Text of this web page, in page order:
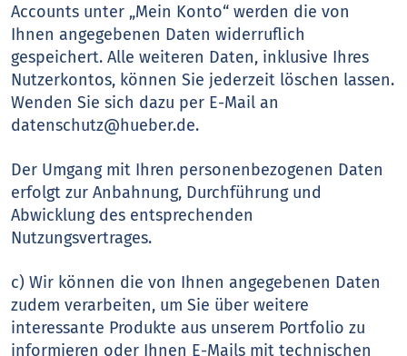
Accounts unter „Mein Konto“ werden die von
Ihnen angegebenen Daten widerruflich
gespeichert. Alle weiteren Daten, inklusive Ihres
Nutzerkontos, können Sie jederzeit löschen lassen.
Wenden Sie sich dazu per E-Mail an
datenschutz@hueber.de.
Der Umgang mit Ihren personenbezogenen Daten
erfolgt zur Anbahnung, Durchführung und
Abwicklung des entsprechenden
Nutzungsvertrages.
c) Wir können die von Ihnen angegebenen Daten
zudem verarbeiten, um Sie über weitere
interessante Produkte aus unserem Portfolio zu
informieren oder Ihnen E-Mails mit technischen